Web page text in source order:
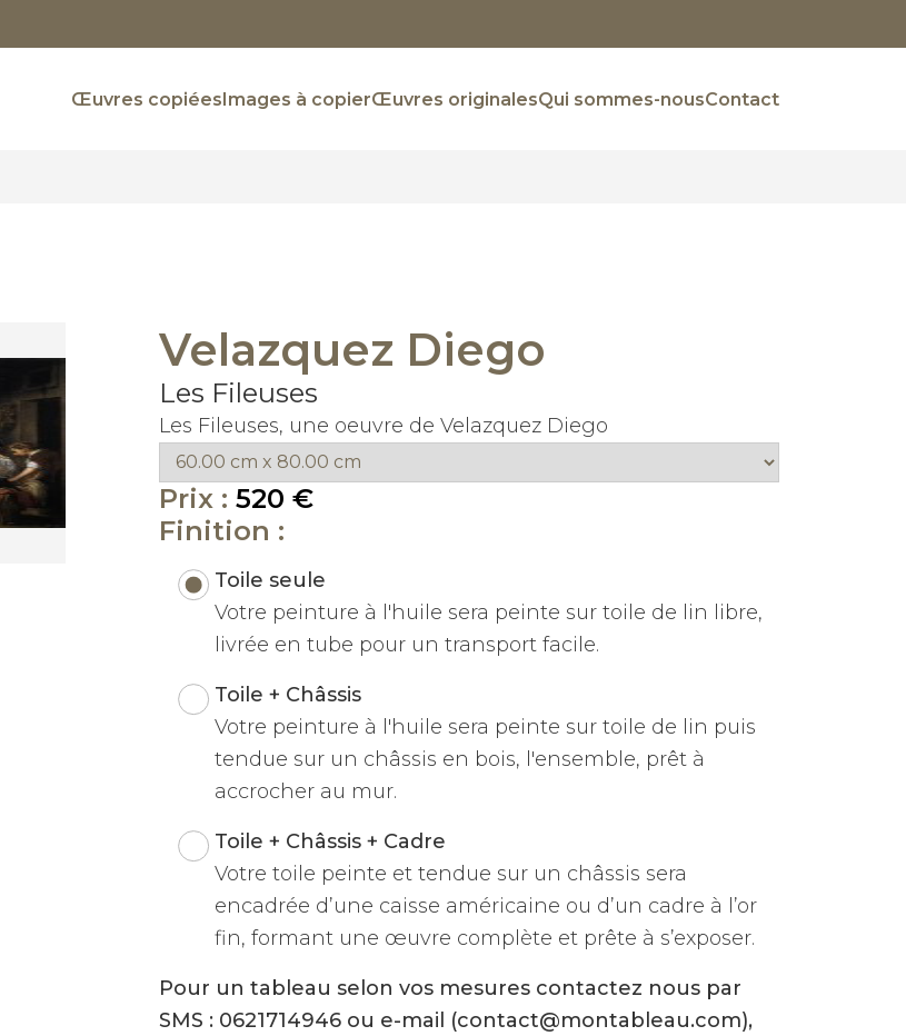
Œuvres copiéesImages à copierŒuvres originalesQui sommes-nousContact
Velazquez Diego
Les Fileuses
Les Fileuses, une oeuvre de Velazquez Diego
Prix : 520 €
Finition :
Toile seule
Votre peinture à l'huile sera peinte sur toile de lin libre,
livrée en tube pour un transport facile.
Toile + Châssis
Votre peinture à l'huile sera peinte sur toile de lin puis
tendue sur un châssis en bois, l'ensemble, prêt à
accrocher au mur.
Toile + Châssis + Cadre
Votre toile peinte et tendue sur un châssis sera
encadrée d’une caisse américaine ou d’un cadre à l’or
fin, formant une œuvre complète et prête à s’exposer.
Pour un tableau selon vos mesures contactez nous par
SMS : 0621714946 ou e-mail (contact@montableau.com),